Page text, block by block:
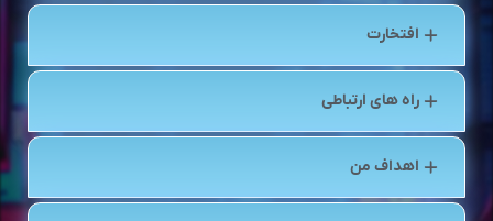
افتخارت
راه های ارتباطی
اهداف من